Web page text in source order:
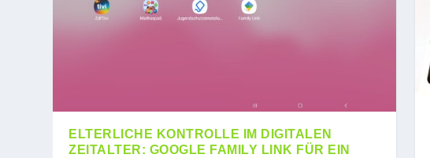
ELTERLICHE KONTROLLE IM DIGITALEN
ZEITALTER: GOOGLE FAMILY LINK FÜR EIN